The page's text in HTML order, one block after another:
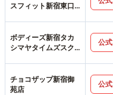
スフィット新宿東口
ボディーズ新宿タカ
シマヤタイムズスク
公式
チョコザップ新宿御
苑店
公式